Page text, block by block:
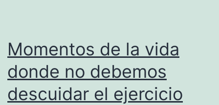
Momentos de la vida
donde no debemos
descuidar el ejercicio